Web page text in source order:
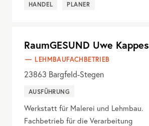
HANDEL PLANER
RaumGESUND Uwe Kappes
LEHMBAUFACHBETRIEB
23863 Bargfeld-Stegen
AUSFÜHRUNG
Werkstatt für Malerei und Lehmbau.
Fachbetrieb für die Verarbeitung